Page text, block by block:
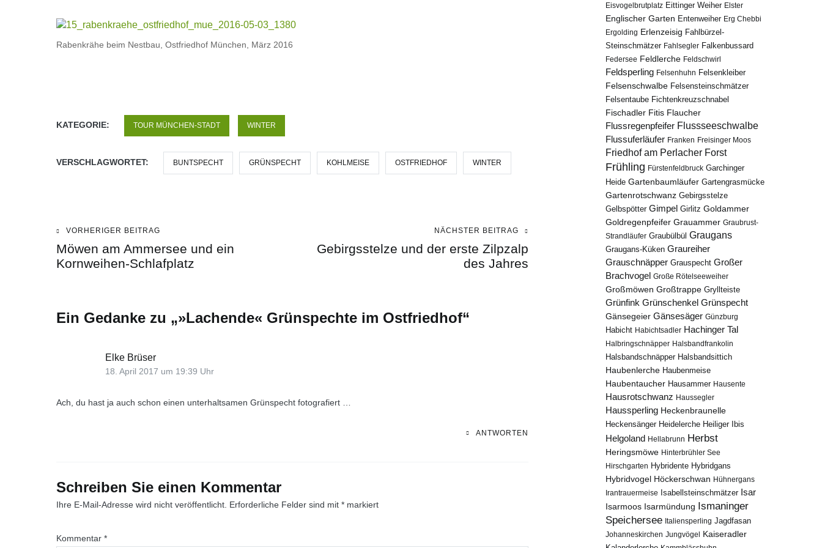
Rabenkrähe beim Nestbau, Ostfriedhof München, März 2016
KATEGORIE: TOUR MÜNCHEN-STADT WINTER
VERSCHLAGWORTET: BUNTSPECHT GRÜNSPECHT KOHLMEISE OSTFRIEDHOF WINTER
Beitragsnavigation
VORHERIGER BEITRAG
Möwen am Ammersee und ein
Kornweihen-Schlafplatz
NÄCHSTER BEITRAG
Gebirgsstelze und der erste Zilpzalp
des Jahres
Ein Gedanke zu „»Lachende« Grünspechte im Ostfriedhof“
Elke Brüser
18. April 2017 um 19:39 Uhr
Ach, du hast ja auch schon einen unterhaltsamen Grünspecht fotografiert …
ANTWORTEN
Schreiben Sie einen Kommentar
Ihre E-Mail-Adresse wird nicht veröffentlicht. Erforderliche Felder sind mit * markiert
Kommentar *
Eisvogelbrutplatz Eittinger Weiher Elster
Englischer Garten Entenweiher Erg Chebbi
Ergolding Erlenzeisig Fahlbürzel-
Steinschmätzer Fahlsegler Falkenbussard
Federsee Feldlerche Feldschwirl
Feldsperling Felsenhuhn Felsenkleiber
Felsenschwalbe Felsensteinschmätzer
Felsentaube Fichtenkreuzschnabel
Fischadler Fitis Flaucher
Flussregenpfeifer Flussseeschwalbe
Flussuferläufer Franken Freisinger Moos
Friedhof am Perlacher Forst
Frühling Fürstenfeldbruck Garchinger
Heide Gartenbaumläufer Gartengrasmücke
Gartenrotschwanz Gebirgsstelze
Gelbspötter Gimpel Girlitz Goldammer
Goldregenpfeifer Grauammer Graubrust-
Strandläufer Graubülbül Graugans
Graugans-Küken Graureiher
Grauschnäpper Grauspecht Großer
Brachvogel Große Rötelseeweiher
Großmöwen Großtrappe Gryllteiste
Grünfink Grünschenkel Grünspecht
Gänsegeier Gänsesäger Günzburg
Habicht Habichtsadler Hachinger Tal
Halbringschnäpper Halsbandfrankolin
Halsbandschnäpper Halsbandsittich
Haubenlerche Haubenmeise
Haubentaucher Hausammer Hausente
Hausrotschwanz Haussegler
Haussperling Heckenbraunelle
Heckensänger Heidelerche Heiliger Ibis
Helgoland Hellabrunn Herbst
Heringsmöwe Hinterbrühler See
Hirschgarten Hybridente Hybridgans
Hybridvogel Höckerschwan Hühnergans
Irantrauermeise
Isabellsteinschmätzer Isar
Isarmoos Isarmündung Ismaninger
Speichersee Italiensperling Jagdfasan
Johanneskirchen Jungvögel Kaiseradler